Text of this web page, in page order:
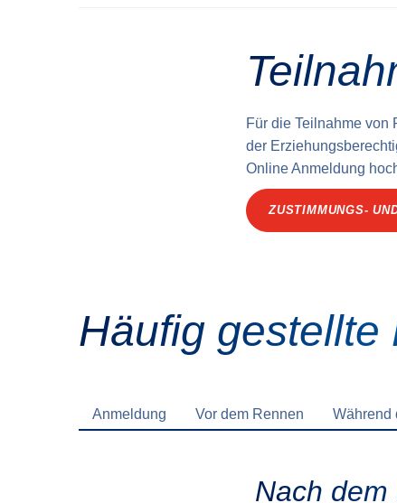
Für die Teilnahme von
der
Online Anmeldung
ZUSTIMMUNGS-
Häufig gestellte
Anmeldung Vor dem Rennen Während
Nach dem